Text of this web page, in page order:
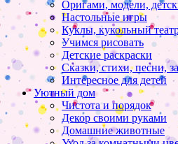
Оригами, модели,
Настольные игры
Куклы, кукольный
Учимся рисовать
Детские раскраски
Сказки, стихи, песни,
Интересное для детей
Уютный дом
Чистота и порядок
Декор своими руками
Домашние животные